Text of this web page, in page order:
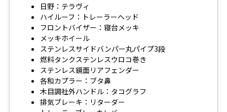
日野：テラヴィ
ハイルーフ：トレーラーヘッド
フロントバイザー：寝台メッキ
メッキホイール
ステンレスサイドバンパー丸パイプ3段
燃料タンクステンレスウロコ巻き
ステンレス鏡面リアフェンダー
各和カプラー：ブタ鼻
木目調社外ハンドル：タコグラフ
排気ブレーキ：リターダー